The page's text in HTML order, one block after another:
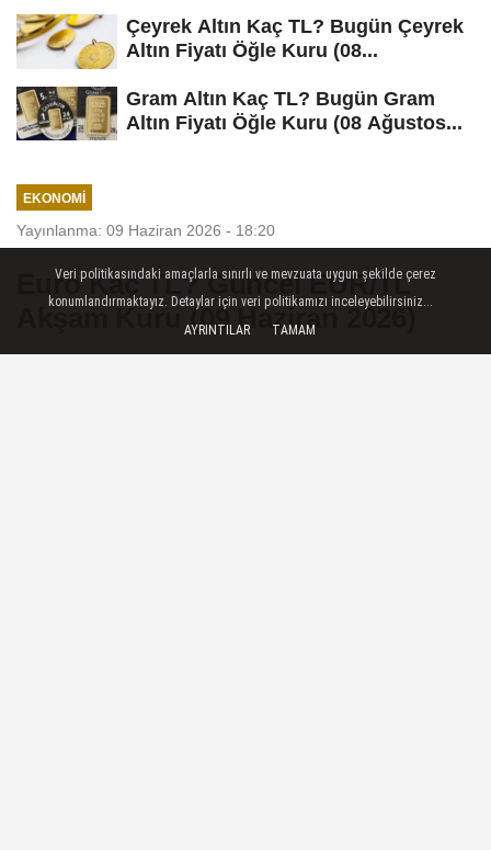
Çeyrek Altın Kaç TL? Bugün Çeyrek
Altın Fiyatı Öğle Kuru (08...
Gram Altın Kaç TL? Bugün Gram
Altın Fiyatı Öğle Kuru (08 Ağustos...
EKONOMI
Yayınlanma: 09 Haziran 2026 - 18:20
Euro Kaç TL? Güncel EUR/TL
Akşam Kuru (09 Haziran 2026)
Veri politikasındaki amaçlarla sınırlı ve mevzuata uygun şekilde çerez
konumlandırmaktayız. Detaylar için veri politikamızı inceleyebilirsiniz...
AYRINTILAR
TAMAM